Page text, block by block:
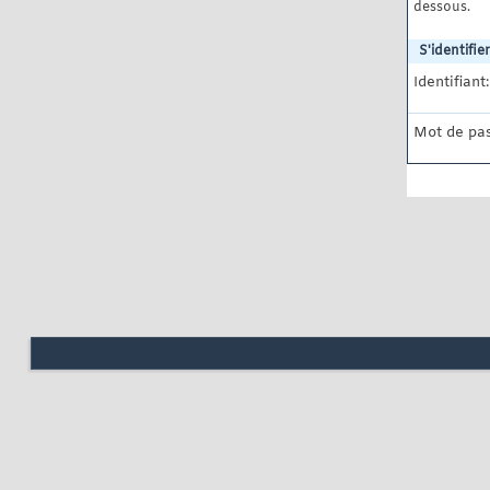
dessous.
S'identifier
Identifiant:
Mot de